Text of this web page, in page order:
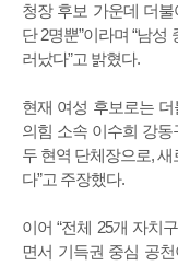
청장 후보 가운데 더
단 2명뿐”이라며 “남
러났다”고 밝혔다.
현재 여성 후보로는
의힘 소속 이수희 강
두 현역 단체장으로,
다”고 주장했다.
이어 “전체 25개 자치
면서 기득권 중심 공천